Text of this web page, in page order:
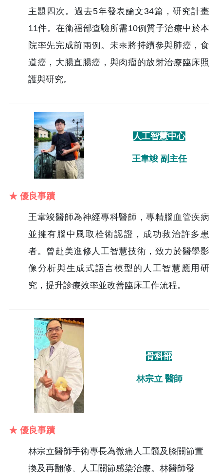
主題四次。過去5年發表論文34篇，研究計畫
11件。在衛福部查驗所需10例質子治療中於本
院率先完成前兩例。未來將持續參與肺癌，食
道癌，大腸直腸癌，與肉瘤的放射治療臨床照
護與研究。
人工智慧中心
王韋竣 副主任
★ 優良事蹟
王韋竣醫師為神經專科醫師，專精腦血管疾病
並擁有腦中風取栓術認證，成功救治許多患
者。曾赴美進修人工智慧技術，致力於醫學影
像分析與生成式語言模型的人工智慧應用研
究，提升診療效率並改善臨床工作流程。
骨科部
林宗立 醫師
★ 優良事蹟
林宗立醫師手術專長為微痛人工髖及膝關節置
換及再翻修、人工關節感染治療。林醫師發